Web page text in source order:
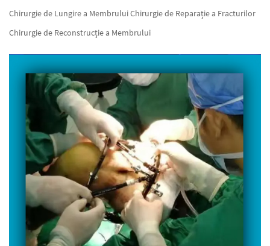
Chirurgie de Lungire a Membrului Chirurgie de Reparație a Fracturilor
Chirurgie de Reconstrucție a Membrului